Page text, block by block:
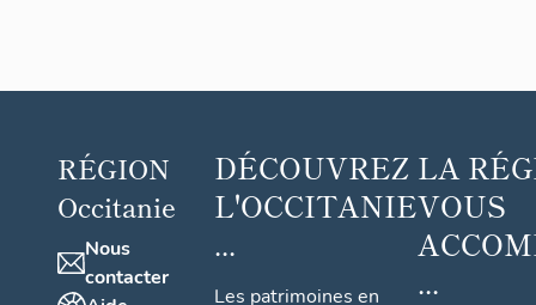
RÉGION
Occitanie
Nous
contacter
DÉCOUVREZ
L'OCCITANIE
...
Les patrimoines en
LA
VOUS
...